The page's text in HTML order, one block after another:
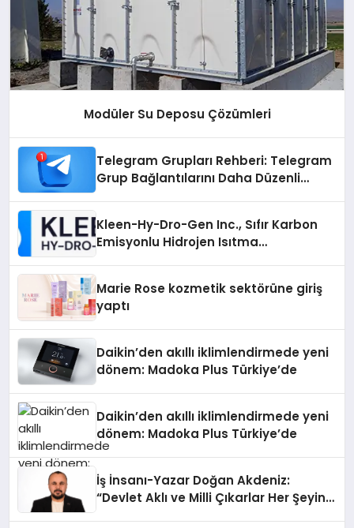
Modüler Su Deposu Çözümleri
Telegram Grupları Rehberi: Telegram
Grup Bağlantılarını Daha Düzenli
Kleen-Hy-Dro-Gen Inc., Sıfır Karbon
Emisyonlu Hidrojen Isıtma
Marie Rose kozmetik sektörüne giriş
yaptı
Daikin’den akıllı iklimlendirmede yeni
dönem: Madoka Plus Türkiye’de
Daikin’den akıllı iklimlendirmede yeni
dönem: Madoka Plus Türkiye’de
İş İnsanı-Yazar Doğan Akdeniz:
“Devlet Aklı ve Milli Çıkarlar Her Şeyin